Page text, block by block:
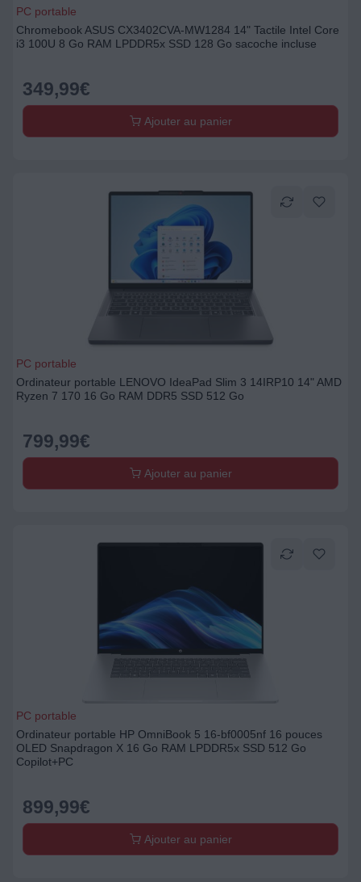
PC portable
Chromebook ASUS CX3402CVA-MW1284 14" Tactile Intel Core
i3 100U 8 Go RAM LPDDR5x SSD 128 Go sacoche incluse
349,99€
Ajouter au panier
PC portable
Ordinateur portable LENOVO IdeaPad Slim 3 14IRP10 14" AMD
Ryzen 7 170 16 Go RAM DDR5 SSD 512 Go
799,99€
Ajouter au panier
PC portable
Ordinateur portable HP OmniBook 5 16-bf0005nf 16 pouces
OLED Snapdragon X 16 Go RAM LPDDR5x SSD 512 Go
Copilot+PC
899,99€
Ajouter au panier